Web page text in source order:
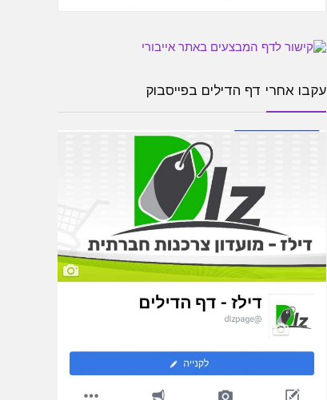
עקבו אחרי דף הדילים בפייסבוק